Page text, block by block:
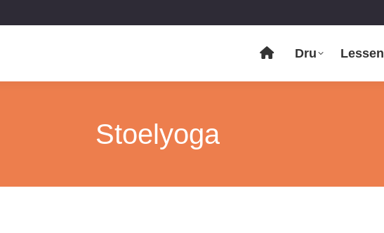
Dru Lessen
Stoelyoga